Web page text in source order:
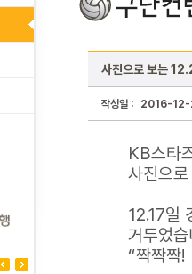
사진으로 보는
작성일 : 2016-
KB스타
사진으
12.17일
거두었습
“짝짝짝!